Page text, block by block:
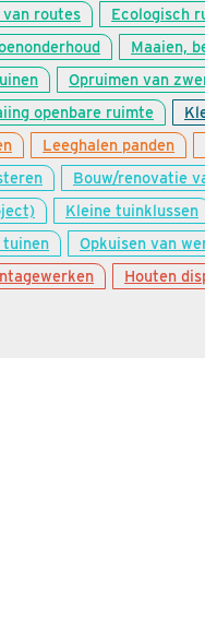
routes
Ecologisch
Maaien,
Opruimen van
openbare ruimte
Leeghalen panden
Bouw/renovatie
Kleine tuinklussen
tuinen Opkuisen van
Houten